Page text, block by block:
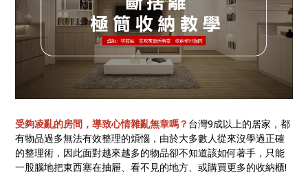
受夠凌亂的房間，導致心情雜亂無章嗎？ 台灣9成以上的居家，都
有物品過多無法有效整理的煩惱，由於大多數人從來沒學過正確
的整理術，因此面對越來越多的物品卻不知道該如何著手，只能
一股腦地把東西塞在抽屜、看不見的地方、或購買更多的收納櫃!